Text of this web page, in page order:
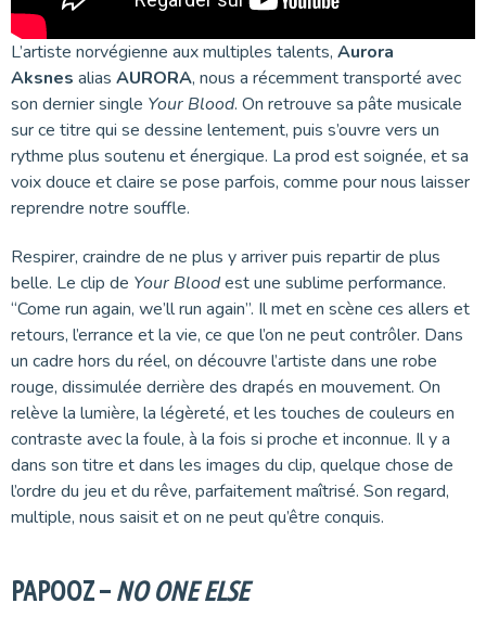
L’artiste norvégienne aux multiples talents, Aurora
Aksnes alias AURORA, nous a récemment transporté avec
son dernier single Your Blood. On retrouve sa pâte musicale
sur ce titre qui se dessine lentement, puis s’ouvre vers un
rythme plus soutenu et énergique. La prod est soignée, et sa
voix douce et claire se pose parfois, comme pour nous laisser
reprendre notre souffle.
Respirer, craindre de ne plus y arriver puis repartir de plus
belle. Le clip de Your Bloodest une sublime performance.
“Come run again, we’ll run again”. Il met en scène ces allers et
retours, l’errance et la vie, ce que l’on ne peut contrôler. Dans
un cadre hors du réel, on découvre l’artiste dans une robe
rouge, dissimulée derrière des drapés en mouvement. On
relève la lumière, la légèreté, et les touches de couleurs en
contraste avec la foule, à la fois si proche et inconnue. Il y a
dans son titre et dans les images du clip, quelque chose de
l’ordre du jeu et du rêve, parfaitement maîtrisé. Son regard,
multiple, nous saisit et on ne peut qu’être conquis.
PAPOOZ – NO ONE ELSE